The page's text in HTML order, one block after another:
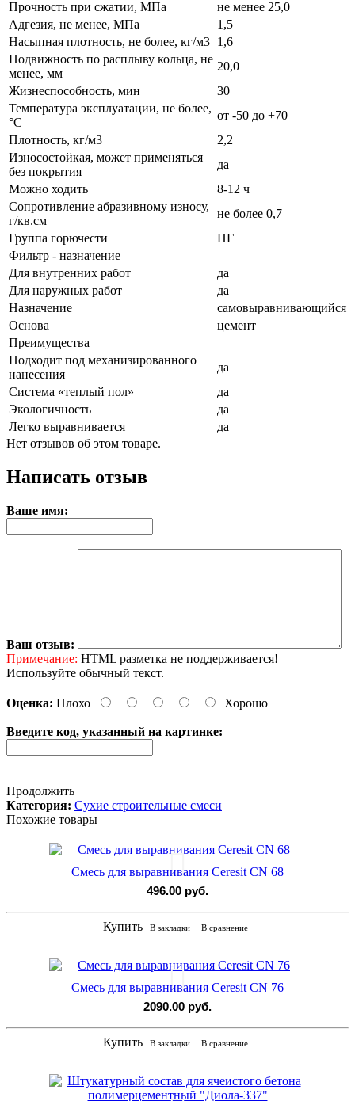
Прочность при сжатии, МПа
не менее 25,0
Адгезия, не менее, МПа
1,5
Насыпная плотность, не более, кг/м3 1,6
Подвижность по расплыву кольца, не
менее, мм
20,0
Жизнеспособность, мин
30
Температура эксплуатации, не более,
°С
от -50 до +70
Плотность, кг/м3
2,2
Износостойкая, может применяться
без покрытия
да
Можно ходить
8-12 ч
Сопротивление абразивному износу,
г/кв.см
не более 0,7
Группа горючести
НГ
Фильтр - назначение
Для внутренних работ
да
Для наружных работ
да
Назначение
самовыравнивающийся
Основа
цемент
Преимущества
Подходит под механизированного
нанесения
да
Система «теплый пол»
да
Экологичность
да
Легко выравнивается
да
Нет отзывов об этом товаре.
Написать отзыв
Ваше имя:
Ваш отзыв:
Примечание: HTML разметка не поддерживается!
Используйте обычный текст.
Оценка: Плохо Хорошо
Введите код, указанный на картинке:
Продолжить
Категория: Сухие строительные смеси
Похожие товары
Смесь для выравнивания Ceresit CN 68
496.00 руб.
Купить В закладки В сравнение
Смесь для выравнивания Ceresit CN 76
2090.00 руб.
Купить В закладки В сравнение